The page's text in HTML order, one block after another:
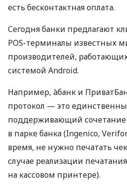
есть бесконтактная оплата.
Сегодня банки предлагают
POS-терминалы известных
производителей,
системой Android.
Например, àбанк и
протокол — это
поддерживающий
в парке банка (Ingenico,
время, не нужно печатать
случае реализации
на кассовом принтере).